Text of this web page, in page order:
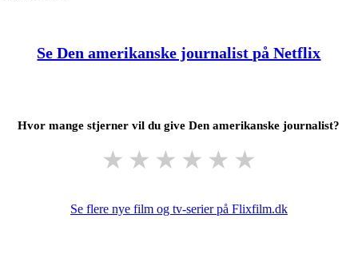
Se Den amerikanske journalist på Netflix
Hvor mange stjerner vil du give Den amerikanske journalist?
★ ★ ★ ★ ★ ★
Se flere nye film og tv-serier på Flixfilm.dk